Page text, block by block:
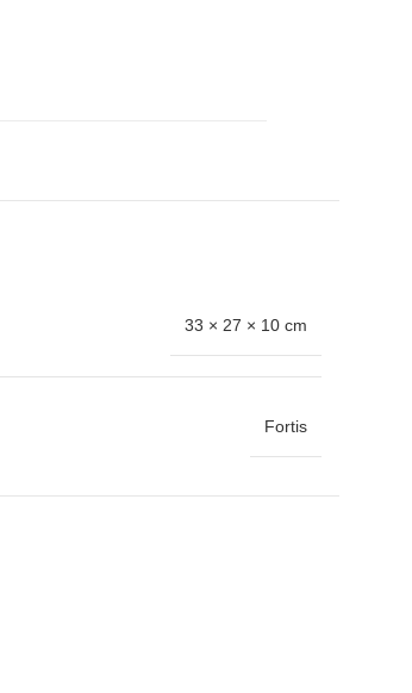
33 × 27 × 10 cm
Fortis